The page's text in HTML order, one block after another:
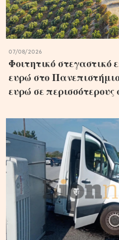
07/08/2026
Φοιτητικό στεγαστικό
ευρώ στο
ευρώ σε περισσότερους